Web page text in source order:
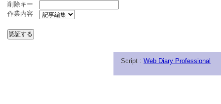
削除キー
作業内容
Script : Web Diary Professional